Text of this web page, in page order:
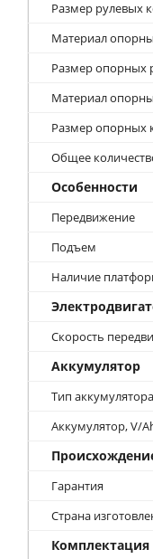
Размер рулевых
Материал
Размер опорных
Материал
Размер опорных
Общее
Особенности
Передвижение
Подъем
Наличие
Скорость
Аккумулятор
Тип аккумулятора
Аккумулятор, V/
Гарантия
Страна
Комплектация